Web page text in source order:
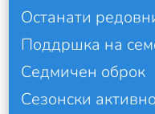
Останати
Поддршка на
Седмичен оброк
Сезонски